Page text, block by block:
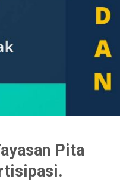
Pita